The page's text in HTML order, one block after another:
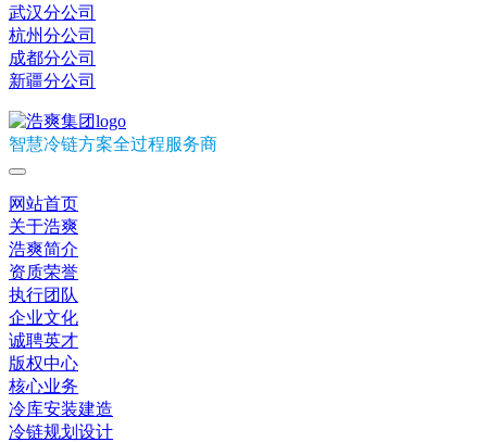
武汉分公司
杭州分公司
成都分公司
新疆分公司
智慧冷链方案全过程服务商
网站首页
关于浩爽
浩爽简介
资质荣誉
执行团队
企业文化
诚聘英才
版权中心
核心业务
冷库安装建造
冷链规划设计